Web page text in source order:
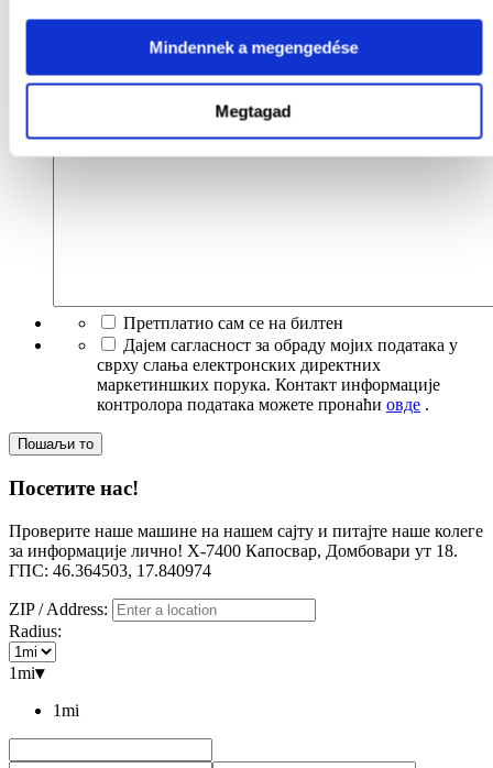
Mindennek a megengedése
Megtagad
Шта вас занима?**
Претплатио сам се на билтен
Дајем сагласност за обраду мојих података у
сврху слања електронских директних
маркетиншких порука. Контакт информације
контролора података можете пронаћи овде .
Посетите нас!
Проверите наше машине на нашем сајту и питајте наше колеге
за информације лично! Х-7400 Капосвар, Домбовари ут 18.
ГПС: 46.364503, 17.840974
ZIP / Address:
Radius:
1mi▾
1mi